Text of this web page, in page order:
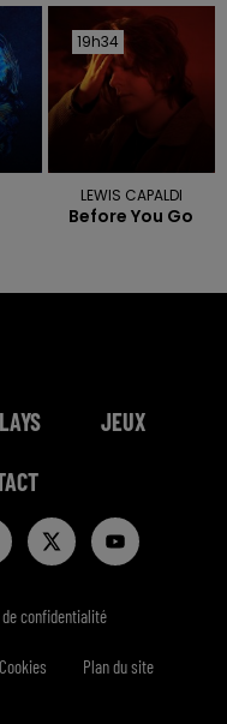
19h34
19h34
LEWIS CAPALDI
Before You Go
JEUX
confidentialité
Cookies Plan du site